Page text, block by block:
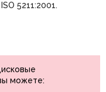
5211:2001.
можете: